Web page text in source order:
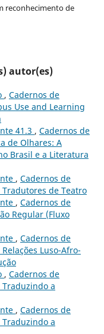
reconhecimento de
autor(es)
, Cadernos de
Use and Learning
41.3 , Cadernos de
de Olhares: A
Brasil e a Literatura
, Cadernos de
Tradutores de Teatro
, Cadernos de
Regular (Fluxo
, Cadernos de
Luso-Afro-
, Cadernos de
Traduzindo a
, Cadernos de
Traduzindo a